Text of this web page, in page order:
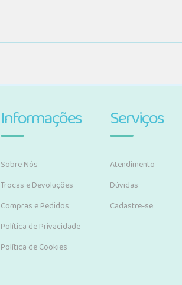
Informações
Sobre Nós
Trocas e Devoluções
Compras e Pedidos
Política de Privacidade
Política de Cookies
Serviços
Atendimento
Dúvidas
Cadastre-se